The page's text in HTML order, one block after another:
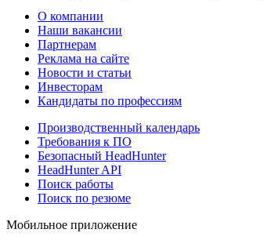
О компании
Наши вакансии
Партнерам
Реклама на сайте
Новости и статьи
Инвесторам
Кандидаты по профессиям
Производственный календарь
Требования к ПО
Безопасный HeadHunter
HeadHunter API
Поиск работы
Поиск по резюме
Мобильное приложение